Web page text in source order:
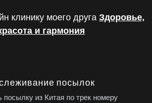
клинику моего друга Здоровье,
и гармония
посылок
посылку из Китая по трек номеру